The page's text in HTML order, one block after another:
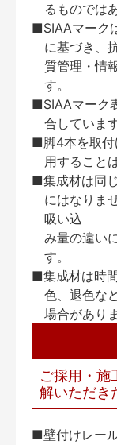
るものでは
■SIAAマーク
に基づき、
質管理・情
す。
■SIAAマーク
合しています
■脚4本を取付
用すること
■集成材は同
にはなりま
吸い込
み量の違い
す。
■集成材は時
色、退色な
場合があり
ご採用・施
解いただき
■壁付けレー